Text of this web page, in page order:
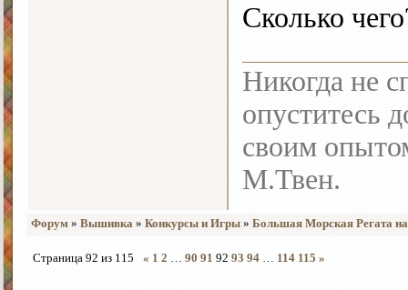
Сколько
Никогда не
опуститесь
своим
М.Твен.
Форум » Вышивка » Конкурсы и Игры » Большая Морская Регата
Страница 92 из 115 « 1 2 … 90 91 92 93 94 … 114 115 »